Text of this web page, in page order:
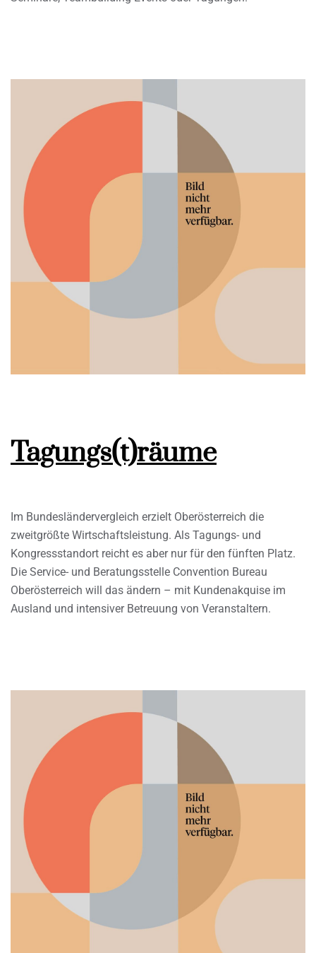
Tagungs(t)räume
Im Bundesländervergleich erzielt Oberösterreich die
zweitgrößte Wirtschaftsleistung. Als Tagungs- und
Kongressstandort reicht es aber nur für den fünften Platz.
Die Service- und Beratungsstelle Convention Bureau
Oberösterreich will das ändern – mit Kundenakquise im
Ausland und intensiver Betreuung von Veranstaltern.